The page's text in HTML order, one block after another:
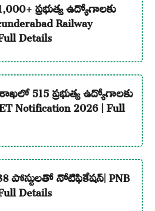
ప్రభుత్వ ఉద్యోగాలకు
Railway
Details
515 ప్రభుత్వ ఉద్యోగాలకు
Notification 2026 | Full
పోస్టులతో నోటిఫికేషన్| PNB
Details